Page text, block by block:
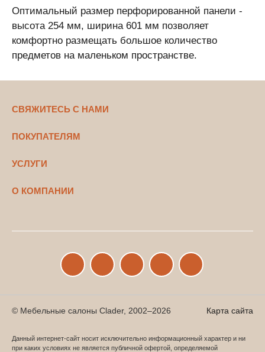
Оптимальный размер перфорированной панели -
высота 254 мм, ширина 601 мм позволяет
комфортно размещать большое количество
предметов на маленьком пространстве.
СВЯЖИТЕСЬ С НАМИ
ПОКУПАТЕЛЯМ
УСЛУГИ
О КОМПАНИИ
© Мебельные салоны Clader, 2002–2026 Карта сайта
Данный интернет-сайт носит исключительно информационный характер и ни
при каких условиях не является публичной офертой, определяемой